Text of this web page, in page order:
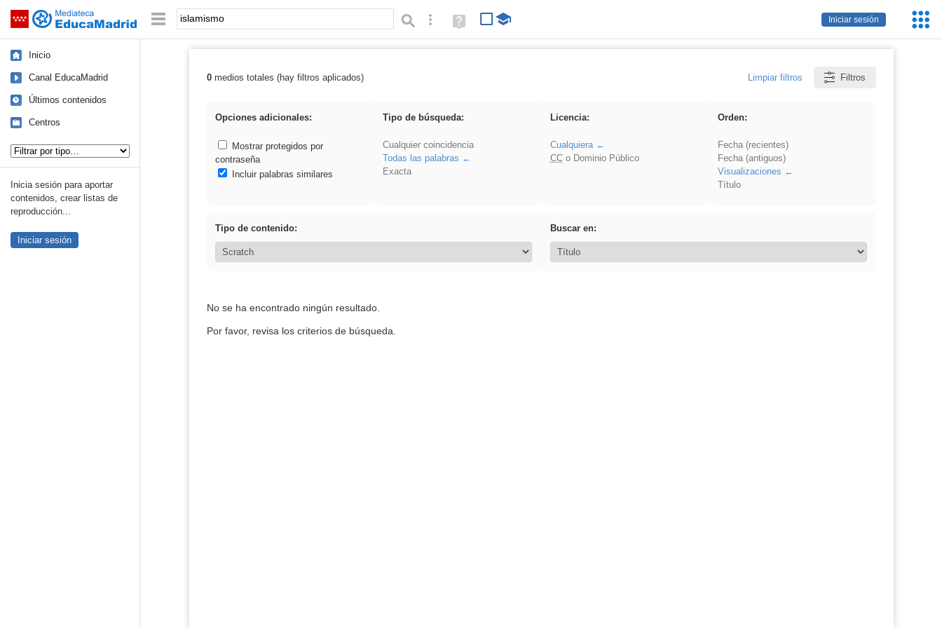
Saltar navegación
Iniciar sesión
Palabra o frase: Búsqueda avanzada
Ayuda
(en
Inicio
Canal EducaMadrid
Últimos contenidos
Centros
Inicia sesión para aportar
contenidos, crear listas de
reproducción...
Iniciar sesión
Resultados de: islamismo
0medios totales (hay filtros aplicados) Limpiar filtros Filtros
Opciones adicionales:
Mostrar protegidos por
contraseña
Incluir palabras similares
Tipo de búsqueda:
Cualquier coincidencia
Todas las palabras
Exacta
Licencia:
Cualquiera
CCo Dominio Público
Orden:
Fecha (recientes)
Fecha (antiguos)
Visualizaciones
Título
Tipo de contenido: Buscar en:
No se ha encontrado ningún resultado.
Por favor, revisa los criterios de búsqueda.